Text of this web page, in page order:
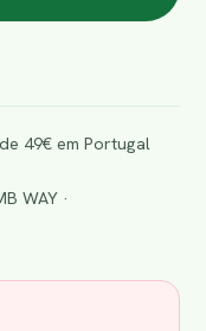
49€ em Portugal
WAY ·